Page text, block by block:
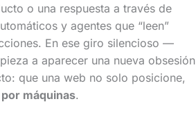
o una respuesta a través de
y agentes que “leen”
En ese giro silencioso —
a aparecer una nueva obsesión
que una web no solo posicione,
máquinas.